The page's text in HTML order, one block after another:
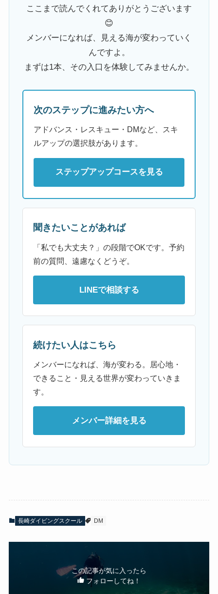
ここまで読んでくれてありがとうございます
😊
メンバーになれば、見える海が変わっていく
んですよ。
まずは1本、その入口を体験してみませんか。
次のステップに進みたい方へ
アドバンス・レスキュー・DMなど、スキ
ルアップの選択肢があります。
ステップアップコースを見る
聞きたいことがあれば
「私でも大丈夫？」の段階でOKです。予約
前の質問、遠慮なくどうぞ。
LINEで相談する
続けたい人はこちら
メンバーになれば、海が変わる。居心地・
できること・見える世界が変わっていきま
す。
メンバー詳細を見る
長崎ダイビングスクール DM
この記事が気に入ったら
フォローしてね！